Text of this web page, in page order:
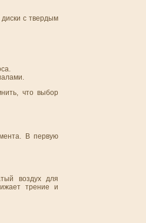
с твердым
что выбор
В первую
воздух для
трение и